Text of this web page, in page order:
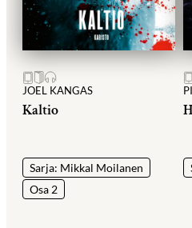
JOEL KANGAS
Kaltio
Sarja: Mikkal Moilanen
Osa 2